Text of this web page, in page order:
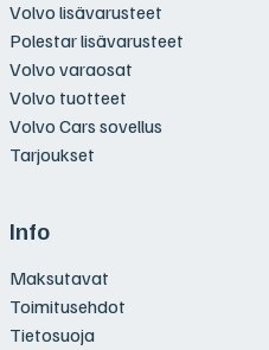
Volvo lisävarusteet
Polestar lisävarusteet
Volvo varaosat
Volvo tuotteet
Volvo Cars sovellus
Tarjoukset
Info
Maksutavat
Toimitusehdot
Tietosuoja